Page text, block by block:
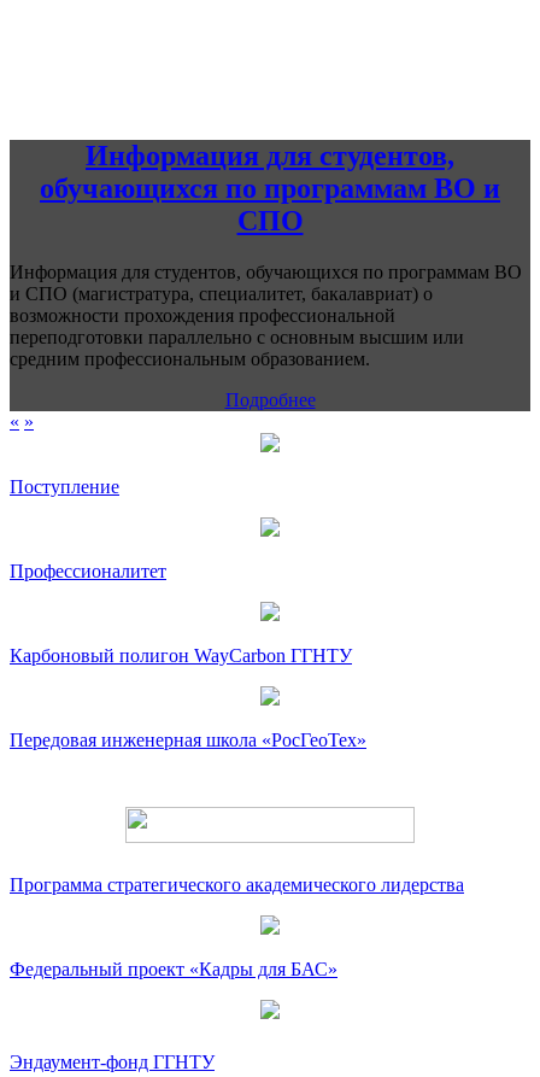
Информация для студентов,
обучающихся по программам ВО и
СПО
Информация для студентов, обучающихся по программам ВО
и СПО (магистратура, специалитет, бакалавриат) о
возможности прохождения профессиональной
переподготовки параллельно с основным высшим или
средним профессиональным образованием.
Подробнее
« »
Поступление
Профессионалитет
Карбоновый полигон WayCarbon ГГНТУ
Передовая инженерная школа «РосГеоТех»
Программа стратегического академического лидерства
Федеральный проект «Кадры для БАС»
Эндаумент-фонд ГГНТУ